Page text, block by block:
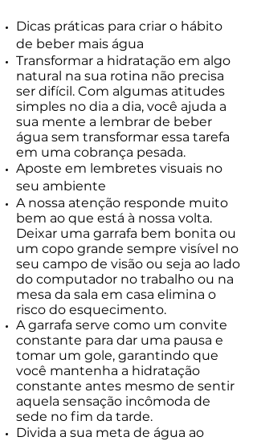
Dicas práticas para criar o hábito
de beber mais água
Transformar a hidratação em algo
natural na sua rotina não precisa
ser difícil. Com algumas atitudes
simples no dia a dia, você ajuda a
sua mente a lembrar de beber
água sem transformar essa tarefa
em uma cobrança pesada.
Aposte em lembretes visuais no
seu ambiente
A nossa atenção responde muito
bem ao que está à nossa volta.
Deixar uma garrafa bem bonita ou
um copo grande sempre visível no
seu campo de visão ou seja ao lado
do computador no trabalho ou na
mesa da sala em casa elimina o
risco do esquecimento.
A garrafa serve como um convite
constante para dar uma pausa e
tomar um gole, garantindo que
você mantenha a hidratação
constante antes mesmo de sentir
aquela sensação incômoda de
sede no fim da tarde.
Divida a sua meta de água ao